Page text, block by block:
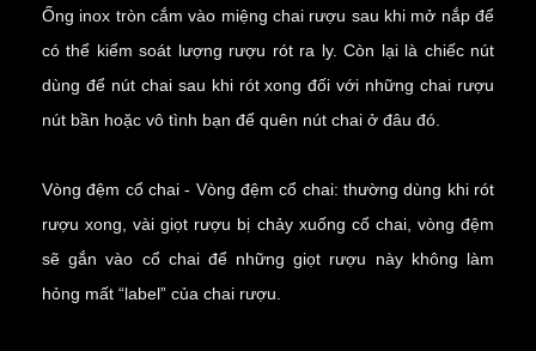
Ống inox tròn cắm vào miệng chai rượu sau khi mở nắp để
có thể kiểm soát lượng rượu rót ra ly. Còn lại là chiếc nút
dùng để nút chai sau khi rót xong đối với những chai rượu
nút bần hoặc vô tình bạn để quên nút chai ở đâu đó.
Vòng đệm cổ chai - Vòng đệm cổ chai: thường dùng khi rót
rượu xong, vài giọt rượu bị chảy xuống cổ chai, vòng đệm
sẽ gắn vào cổ chai để những giọt rượu này không làm
hỏng mất “label” của chai rượu.